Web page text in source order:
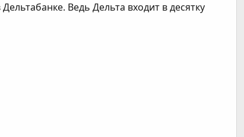
Ведь Дельта входит в десятку